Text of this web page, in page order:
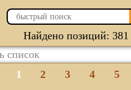
Найдено позиций: 381
1 2 3 4 5